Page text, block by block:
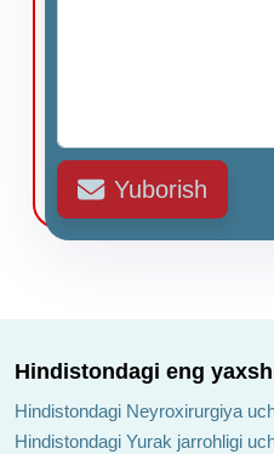
Yuborish
Hindistondagi eng
Hindistondagi Neyroxirurgiya
Hindistondagi Yurak jarrohligi